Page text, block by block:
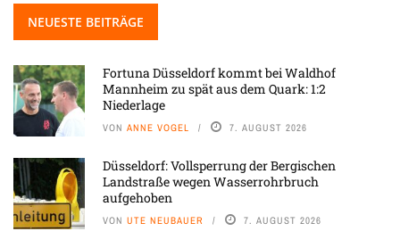
NEUESTE BEITRÄGE
Fortuna Düsseldorf kommt bei Waldhof
Mannheim zu spät aus dem Quark: 1:2
Niederlage
VON ANNE VOGEL 7. AUGUST 2026
Düsseldorf: Vollsperrung der Bergischen
Landstraße wegen Wasserrohrbruch
aufgehoben
VON UTE NEUBAUER 7. AUGUST 2026